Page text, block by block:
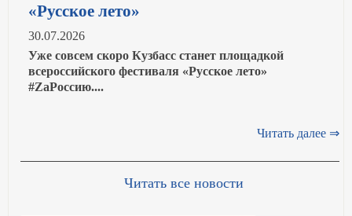
«Русское лето»
30.07.2026
Уже совсем скоро Кузбасс станет площадкой
всероссийского фестиваля «Русское лето»
#ZaРоссию....
Читать далее ⇒
Читать все новости